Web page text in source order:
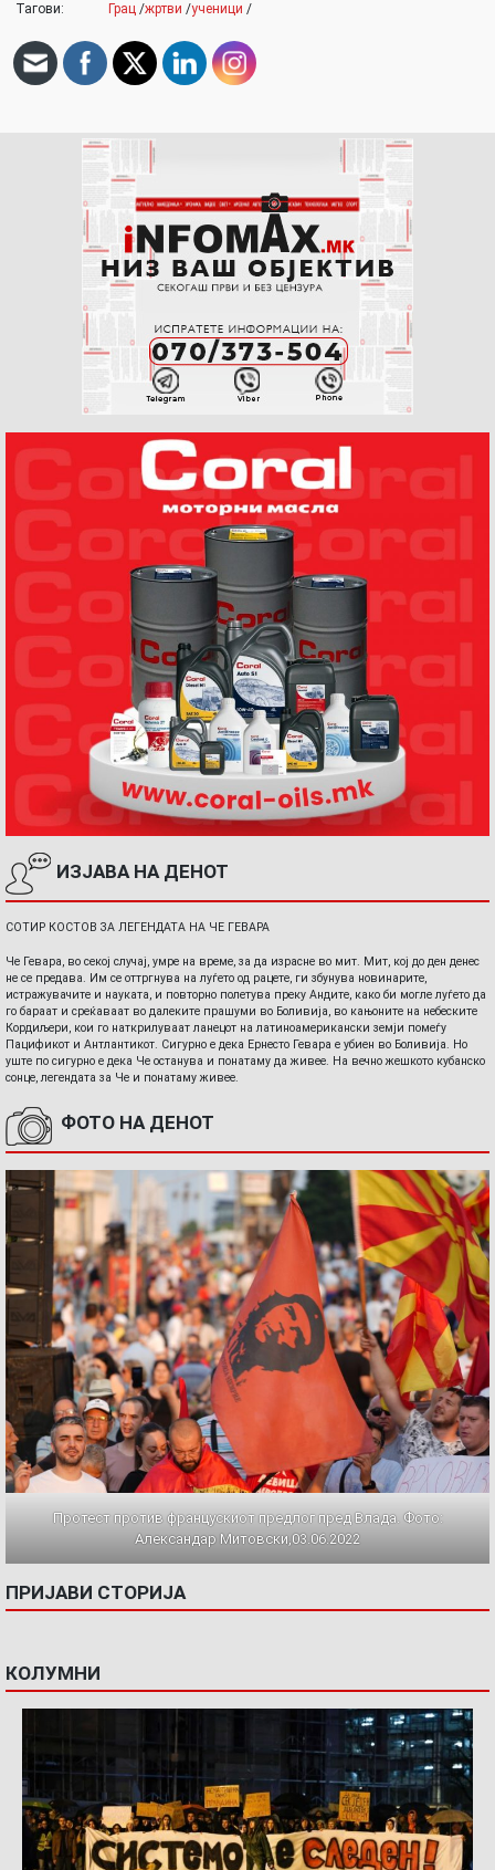
Тагови: Грац /жртви /ученици /
ИЗЈАВА НА ДЕНОТ
СОТИР КОСТОВ ЗА ЛЕГЕНДАТА НА ЧЕ ГЕВАРА
Че Гевара, во секој случај, умре на време, за да израсне во мит. Мит, кој до ден денес
не се предава. Им се оттргнува на луѓето од рацете, ги збунува новинарите,
истражувачите и науката, и повторно полетува преку Андите, како би могле луѓето да
го бараат и среќаваат во далеките прашуми во Боливија, во кањоните на небеските
Кордиљери, кои го наткрилуваат ланецот на латиноамерикански земји помеѓу
Пацификот и Антлантикот. Сигурно е дека Ернесто Гевара е убиен во Боливија. Но
уште по сигурно е дека Че останува и понатаму да живее. На вечно жешкото кубанско
сонце, легендата за Че и понатаму живее.
ФОТО НА ДЕНОТ
Протест против францускиот предлог пред Влада. Фото:
Александар Митовски,03.06.2022
ПРИЈАВИ СТОРИЈА
КОЛУМНИ